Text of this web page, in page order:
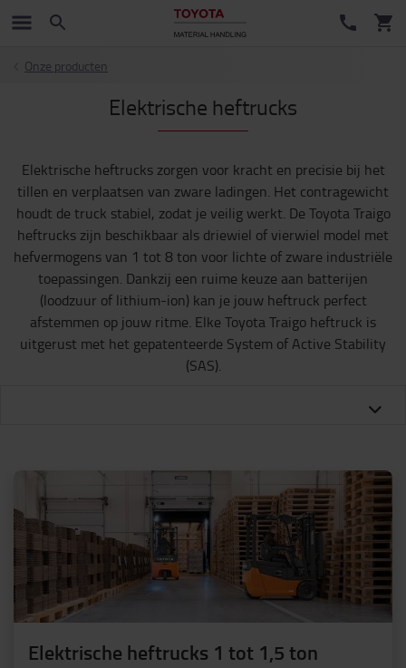
Onze producten
Elektrische heftrucks
Elektrische heftrucks zorgen voor kracht en precisie bij het
tillen en verplaatsen van zware ladingen. Het contragewicht
houdt de truck stabiel, zodat je veilig werkt. De Toyota Traigo
heftrucks zijn beschikbaar als driewiel of vierwiel model met
hefvermogens van 1 tot 8 ton voor lichte of zware industriële
toepassingen. Dankzij een ruime keuze aan batterijen
(loodzuur of lithium-ion) kan je jouw heftruck perfect
afstemmen op jouw ritme. Elke Toyota Traigo heftruck is
uitgerust met het gepatenteerde System of Active Stability
(SAS).
Elektrische heftrucks 1 tot 1,5 ton